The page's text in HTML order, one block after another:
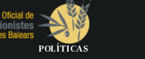
POLÍTICAS